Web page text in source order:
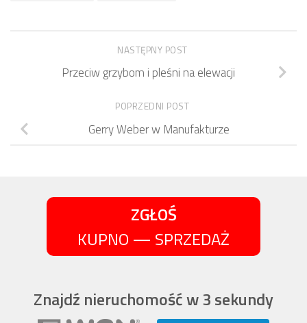
NASTĘPNY POST
Przeciw grzybom i pleśni na elewacji
POPRZEDNI POST
Gerry Weber w Manufakturze
ZGŁOŚ
KUPNO — SPRZEDAŻ
Znajdź nieruchomość w 3 sekundy